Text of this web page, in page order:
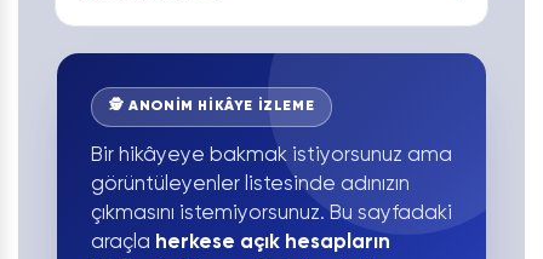
🕵️ ANONİM HİKÂYE İZLEME
Bir hikâyeye bakmak istiyorsunuz ama
görüntüleyenler listesinde adınızın
çıkmasını istemiyorsunuz. Bu sayfadaki
araçla herkese açık hesapların